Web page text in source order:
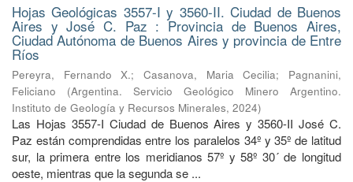
Hojas Geológicas 3557-I y 3560-II. Ciudad de Buenos
Aires y José C. Paz : Provincia de Buenos Aires,
Ciudad Autónoma de Buenos Aires y provincia de Entre
Ríos
Pereyra, Fernando X.;Casanova, Maria Cecilia; Pagnanini,
Feliciano
(Argentina. Servicio Geológico Minero Argentino.
Instituto de Geología y Recursos Minerales, 2024)
Las Hojas 3557-I Ciudad de Buenos Aires y 3560-II José C.
Paz están comprendidas entre los paralelos 34º y 35º de latitud
sur, la primera entre los meridianos 57º y 58º 30´ de longitud
oeste, mientras que la segunda se ...